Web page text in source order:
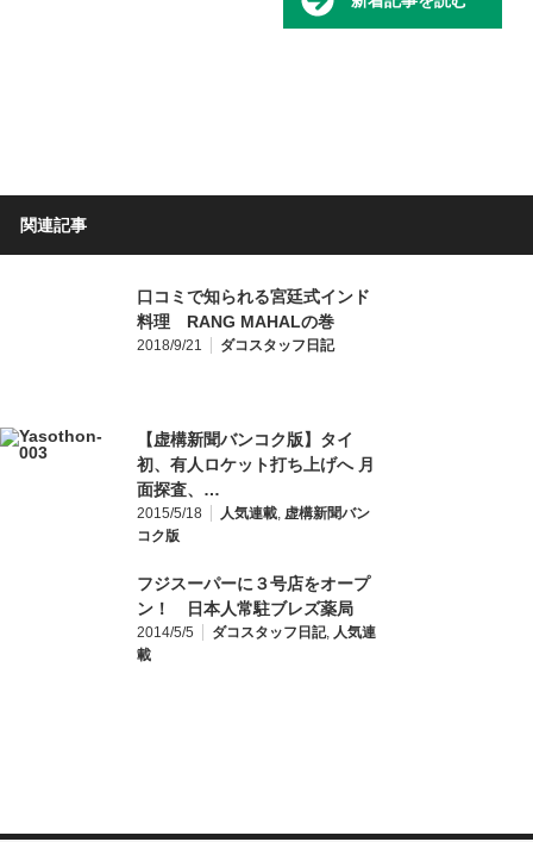
関連記事
口コミで知られる宮廷式インド
料理 RANG MAHALの巻
2018/9/21 ダコスタッフ日記
【虚構新聞バンコク版】タイ
初、有人ロケット打ち上げへ 月
面探査、…
2015/5/18 人気連載, 虚構新聞バン
コク版
フジスーパーに３号店をオープ
ン！ 日本人常駐ブレズ薬局
2014/5/5 ダコスタッフ日記, 人気連
載